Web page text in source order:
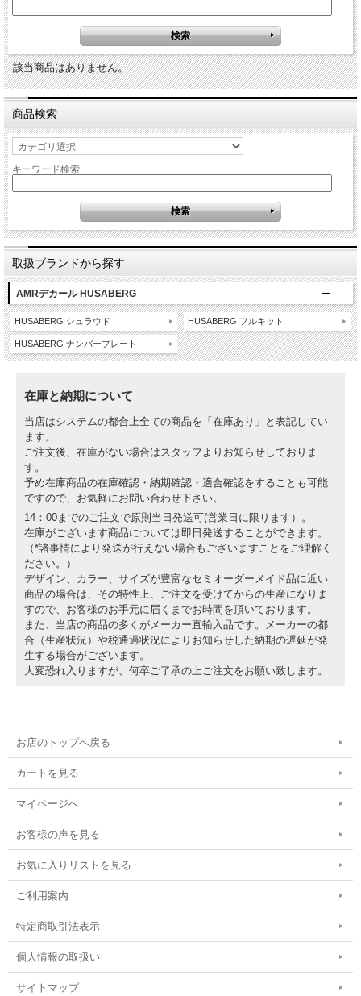
該当商品はありません。
商品検索
キーワード検索
取扱ブランドから探す
AMRデカール HUSABERG
HUSABERG シュラウド
HUSABERG ナンバープレート
HUSABERG フルキット
在庫と納期について
当店はシステムの都合上全ての商品を「在庫あり」と表記してい
ます。
ご注文後、在庫がない場合はスタッフよりお知らせしておりま
す。
予め在庫商品の在庫確認・納期確認・適合確認をすることも可能
ですので、お気軽にお問い合わせ下さい。
14：00までのご注文で原則当日発送可(営業日に限ります）。
在庫がございます商品については即日発送することができます。
（*諸事情により発送が行えない場合もございますことをご理解く
ださい。）
デザイン、カラー、サイズが豊富なセミオーダーメイド品に近い
商品の場合は、その特性上、ご注文を受けてからの生産になりま
すので、お客様のお手元に届くまでお時間を頂いております。
また、当店の商品の多くがメーカー直輸入品です。メーカーの都
合（生産状況）や税通過状況によりお知らせした納期の遅延が発
生する場合がございます。
大変恐れ入りますが、何卒ご了承の上ご注文をお願い致します。
お店のトップへ戻る
カートを見る
マイページへ
お客様の声を見る
お気に入りリストを見る
ご利用案内
特定商取引法表示
個人情報の取扱い
サイトマップ